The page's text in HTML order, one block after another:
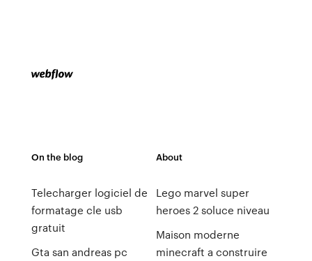
On the blog
Telecharger logiciel de
formatage cle usb
gratuit
Gta san andreas pc
About
Lego marvel super
heroes 2 soluce niveau
Maison moderne
minecraft a construire